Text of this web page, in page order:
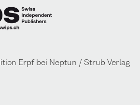
Erpf bei Neptun / Strub Verlag